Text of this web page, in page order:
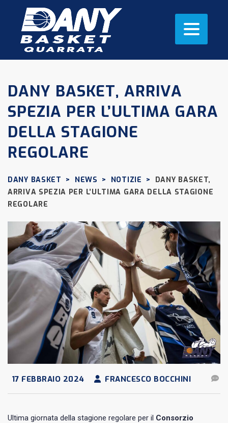
DANY BASKET, ARRIVA
SPEZIA PER L’ULTIMA GARA
DELLA STAGIONE
REGOLARE
DANY BASKET > NEWS > NOTIZIE >
DANY BASKET,
ARRIVA SPEZIA PER L’ULTIMA GARA DELLA STAGIONE
REGOLARE
17 FEBBRAIO 2024 FRANCESCO BOCCHINI
Ultima giornata della stagione regolare per il Consorzio